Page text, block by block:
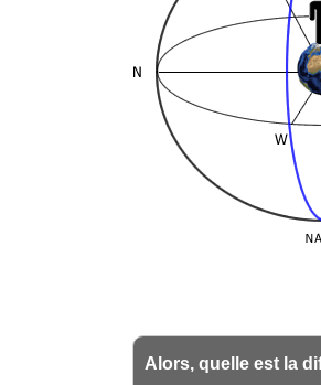
Alors, quelle est la